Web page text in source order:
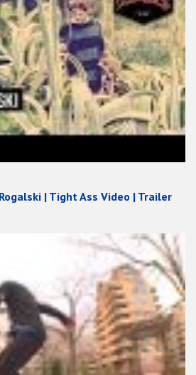
| Tight Ass Video | Trailer